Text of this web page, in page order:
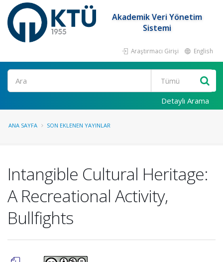
Akademik Veri Yönetim
Sistemi
Araştırmacı Girişi English
Ara
Detaylı Arama
ANA SAYFA SON EKLENEN YAYINLAR
Intangible Cultural Heritage:
A Recreational Activity,
Bullfights